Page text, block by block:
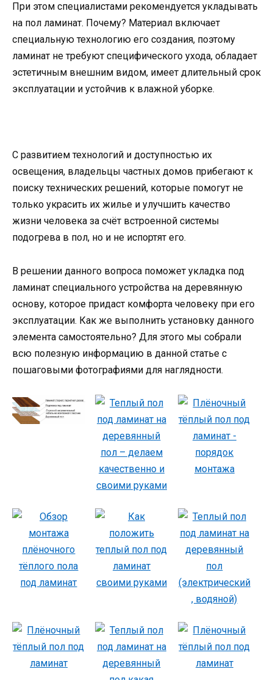
При этом специалистами рекомендуется укладывать
на пол ламинат. Почему? Материал включает
специальную технологию его создания, поэтому
ламинат не требуют специфического ухода, обладает
эстетичным внешним видом, имеет длительный срок
эксплуатации и устойчив к влажной уборке.
С развитием технологий и доступностью их
освещения, владельцы частных домов прибегают к
поиску технических решений, которые помогут не
только украсить их жилье и улучшить качество
жизни человека за счёт встроенной системы
подогрева в пол, но и не испортят его.
В решении данного вопроса поможет укладка под
ламинат специального устройства на деревянную
основу, которое придаст комфорта человеку при его
эксплуатации. Как же выполнить установку данного
элемента самостоятельно? Для этого мы собрали
всю полезную информацию в данной статье с
пошаговыми фотографиями для наглядности.